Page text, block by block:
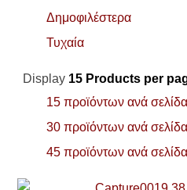
Δημοφιλέστερα
Τυχαία
Display 15 Products per
15 προϊόντων ανά σελίδα
30 προϊόντων ανά σελίδα
45 προϊόντων ανά σελίδα